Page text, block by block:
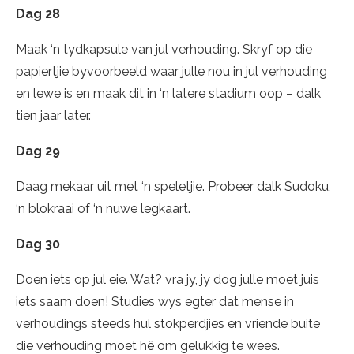
Dag 28
Maak ‘n tydkapsule van jul verhouding. Skryf op die
papiertjie byvoorbeeld waar julle nou in jul verhouding
en lewe is en maak dit in ‘n latere stadium oop – dalk
tien jaar later.
Dag 29
Daag mekaar uit met ‘n speletjie. Probeer dalk Sudoku,
‘n blokraai of ‘n nuwe legkaart.
Dag 30
Doen iets op jul eie. Wat? vra jy, jy dog julle moet juis
iets saam doen! Studies wys egter dat mense in
verhoudings steeds hul stokperdjies en vriende buite
die verhouding moet hê om gelukkig te wees.